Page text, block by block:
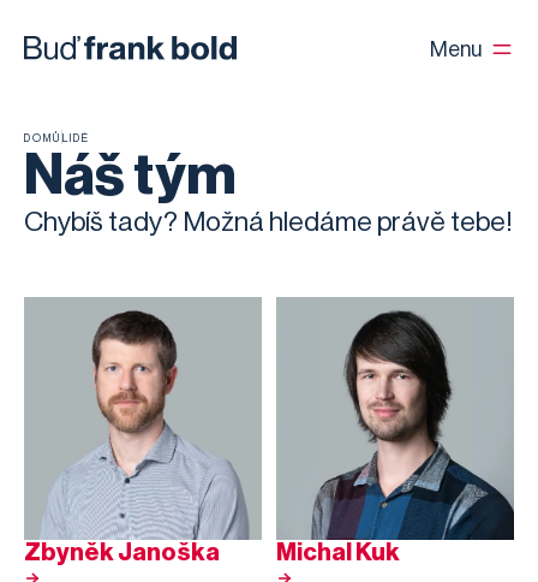
Menu
DOMŮ LIDÉ
Náš tým
Chybíš tady? Možná hledáme právě tebe!
Zbyněk Janoška Michal Kuk